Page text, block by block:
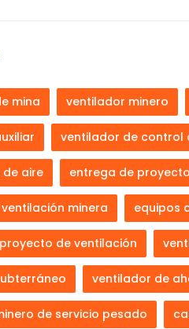
mina ventilador minero
ventilador de control
aire entrega de proyecto
minera equipos
de ventilación
ventilador de
de servicio pesado